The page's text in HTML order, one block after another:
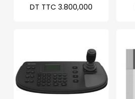
DT TTC 3.800,000